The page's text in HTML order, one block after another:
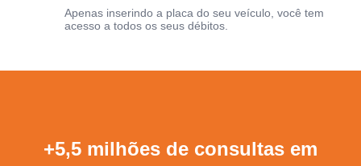
Apenas inserindo a placa do seu veículo, você tem
acesso a todos os seus débitos.
+5,5 milhões de consultas em